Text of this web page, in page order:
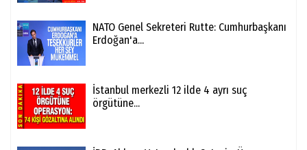
NATO Genel Sekreteri Rutte: Cumhurbaşkanı
Erdoğan'a...
İstanbul merkezli 12 ilde 4 ayrı suç
örgütüne...